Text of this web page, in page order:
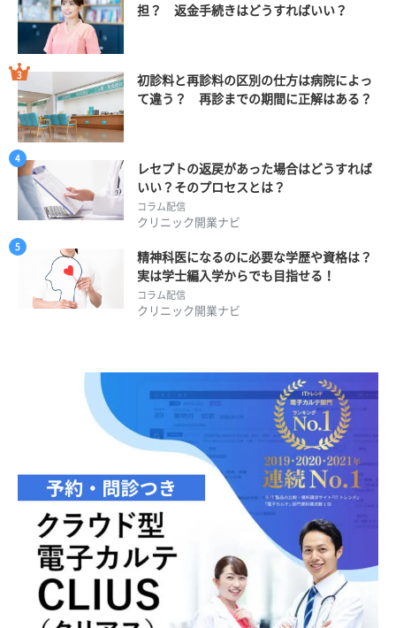
担？ 返金手続きはどうすればいい？
初診料と再診料の区別の仕方は病院によっ
て違う？ 再診までの期間に正解はある？
レセプトの返戻があった場合はどうすれば
いい？そのプロセスとは？
コラム配信
クリニック開業ナビ
精神科医になるのに必要な学歴や資格は？
実は学士編入学からでも目指せる！
コラム配信
クリニック開業ナビ